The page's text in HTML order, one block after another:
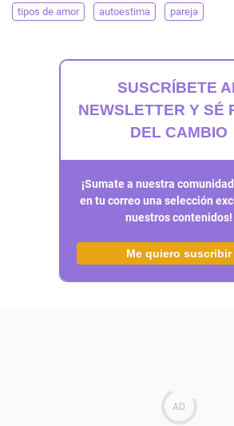
tipos de amor autoestima pareja
SUSCRÍBETE
NEWSLETTER Y SÉ
DEL CAMBIO
¡Sumate a nuestra
en tu correo una selección
nuestros contenidos!
Me quiero suscribir